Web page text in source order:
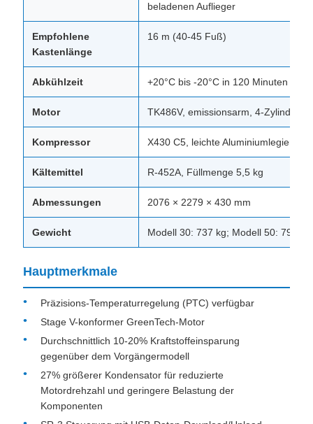
beladenen Auflieger
Empfohlene
Kastenlänge
16 m (40-45 Fuß)
Abkühlzeit +20°C bis -20°C in 120 Minuten
Motor TK486V, emissionsarm, 4-Zylinder,
Kompressor X430 C5, leichte
Kältemittel R-452A, Füllmenge 5,5 kg
Abmessungen 2076 × 2279 × 430 mm
Gewicht Modell 30: 737 kg; Modell 50: 792
Hauptmerkmale
Präzisions-Temperaturregelung (PTC) verfügbar
Stage V-konformer GreenTech-Motor
Durchschnittlich 10-20% Kraftstoffeinsparung
gegenüber dem Vorgängermodell
27% größerer Kondensator für reduzierte
Motordrehzahl und geringere Belastung der
Komponenten